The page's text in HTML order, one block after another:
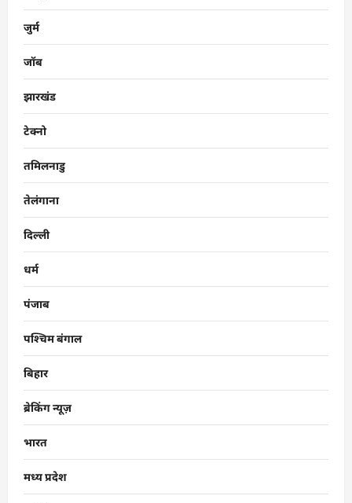
जुर्म
जॉब
झारखंड
टेक्नो
तमिलनाडु
तेलंगाना
दिल्ली
धर्म
पंजाब
पश्चिम बंगाल
बिहार
ब्रेकिंग न्यूज़
भारत
मध्य प्रदेश